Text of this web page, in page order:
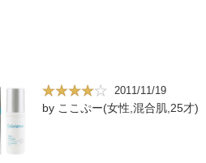
2011/11/19
by ここぷー(女性,混合肌,25才)